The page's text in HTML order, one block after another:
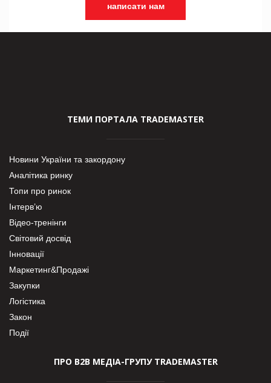
написати нам
ТЕМИ ПОРТАЛА TRADEMASTER
Новини України та закордону
Аналітика ринку
Топи про ринок
Інтерв’ю
Відео-тренінги
Світовий досвід
Інновації
Маркетинг&Продажі
Закупки
Логістика
Закон
Події
ПРО В2В МЕДІА-ГРУПУ TRADEMASTER